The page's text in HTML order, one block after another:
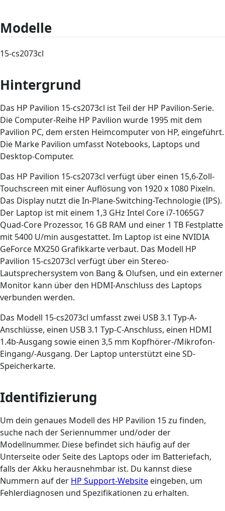
Modelle
15-cs2073cl
Hintergrund
Das HP Pavilion 15-cs2073cl ist Teil der HP Pavilion-Serie.
Die Computer-Reihe HP Pavilion wurde 1995 mit dem
Pavilion PC, dem ersten Heimcomputer von HP, eingeführt.
Die Marke Pavilion umfasst Notebooks, Laptops und
Desktop-Computer.
Das HP Pavilion 15-cs2073cl verfügt über einen 15,6-Zoll-
Touchscreen mit einer Auflösung von 1920 x 1080 Pixeln.
Das Display nutzt die In-Plane-Switching-Technologie (IPS).
Der Laptop ist mit einem 1,3 GHz Intel Core i7-1065G7
Quad-Core Prozessor, 16 GB RAM und einer 1 TB Festplatte
mit 5400 U/min ausgestattet. Im Laptop ist eine NVIDIA
GeForce MX250 Grafikkarte verbaut. Das Modell HP
Pavilion 15-cs2073cl verfügt über ein Stereo-
Lautsprechersystem von Bang & Olufsen, und ein externer
Monitor kann über den HDMI-Anschluss des Laptops
verbunden werden.
Das Modell 15-cs2073cl umfasst zwei USB 3.1 Typ-A-
Anschlüsse, einen USB 3.1 Typ-C-Anschluss, einen HDMI
1.4b-Ausgang sowie einen 3,5 mm Kopfhörer-/Mikrofon-
Eingang/-Ausgang. Der Laptop unterstützt eine SD-
Speicherkarte.
Identifizierung
Um dein genaues Modell des HP Pavilion 15 zu finden,
suche nach der Seriennummer und/oder der
Modellnummer. Diese befindet sich häufig auf der
Unterseite oder Seite des Laptops oder im Batteriefach,
falls der Akku herausnehmbar ist. Du kannst diese
Nummern auf der HP Support-Website eingeben, um
Fehlerdiagnosen und Spezifikationen zu erhalten.